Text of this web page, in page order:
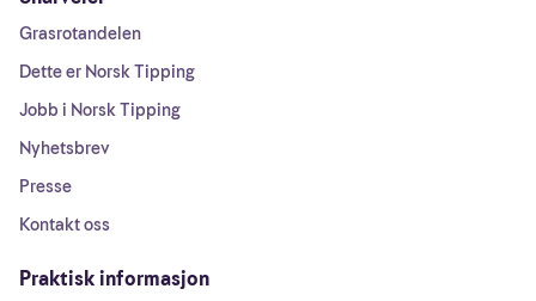
Grasrotandelen
Dette er Norsk Tipping
Jobb i Norsk Tipping
Nyhetsbrev
Presse
Kontakt oss
Praktisk informasjon